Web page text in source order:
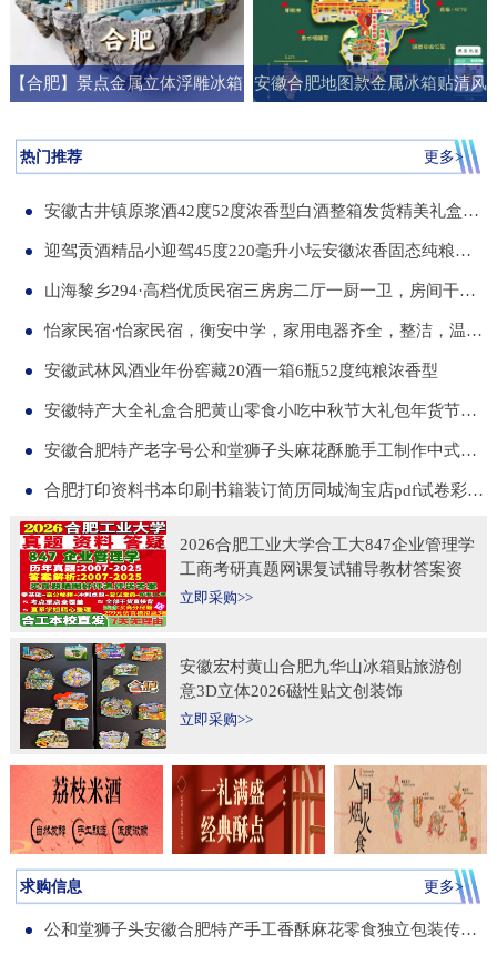
【合肥】景点金属立体浮雕冰箱 安徽合肥地图款金属冰箱贴清风
热门推荐 更多>
安徽古井镇原浆酒42度52度浓香型白酒整箱发货精美礼盒纯粮食白酒
迎驾贡酒精品小迎驾45度220毫升小坛安徽浓香固态纯粮酒整箱12瓶
山海黎乡294·高档优质民宿三房房二厅一厨一卫，房间干净整洁，可短住，可长租
怡家民宿·怡家民宿，衡安中学，家用电器齐全，整洁，温馨，可短租，月租
安徽武林风酒业年份窖藏20酒一箱6瓶52度纯粮浓香型
安徽特产大全礼盒合肥黄山零食小吃中秋节大礼包年货节送伴手礼品
安徽合肥特产老字号公和堂狮子头麻花酥脆手工制作中式糕点伴手礼
合肥打印资料书本印刷书籍装订简历同城淘宝店pdf试卷彩色a34讲义
2026合肥工业大学合工大847企业管理学
工商考研真题网课复试辅导教材答案资
料考前冲刺押题预测三套卷3套题
立即采购>>
安徽宏村黄山合肥九华山冰箱贴旅游创
意3D立体2026磁性贴文创装饰
立即采购>>
求购信息 更多>
公和堂狮子头安徽合肥特产手工香酥麻花零食独立包装传统老式糕点